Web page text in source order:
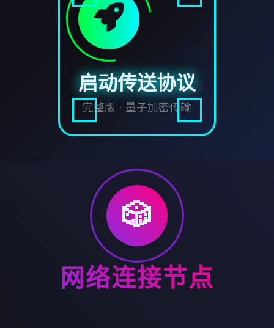
启动传送协议
完整版 · 量子加密传输
🎲
网络连接节点